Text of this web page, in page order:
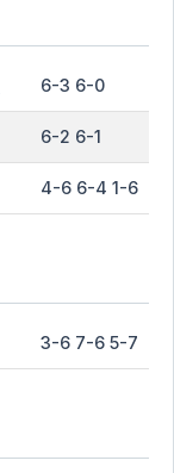
6-3 6-0
6-2 6-1
4-6 6-4 1-6
3-6 7-6 5-7